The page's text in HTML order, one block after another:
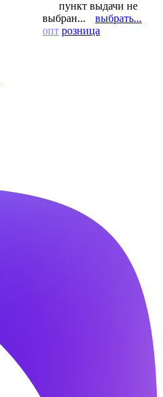
пункт выдачи не
выбран...
выбрать...
опт розница